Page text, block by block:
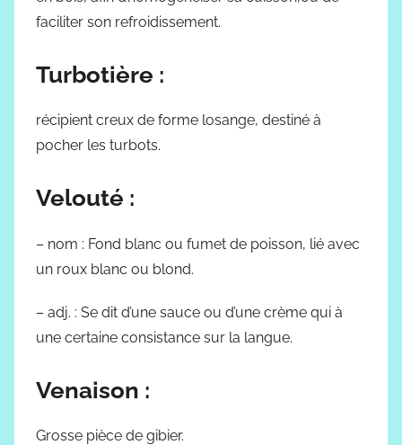
faciliter son refroidissement.
Turbotière :
récipient creux de forme losange, destiné à
pocher les turbots.
Velouté :
– nom : Fond blanc ou fumet de poisson, lié avec
un roux blanc ou blond.
– adj. : Se dit d’une sauce ou d’une crème qui à
une certaine consistance sur la langue.
Venaison :
Grosse pièce de gibier.